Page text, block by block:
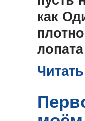
как